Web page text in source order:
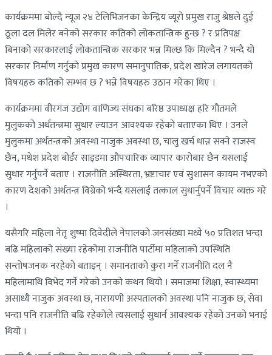
कार्यक्रममा बोल्दै न्यूज २४ टेलिभिजनका केन्द्रिय व्यूरो प्रमुख राजु श्रेष्ठले दुई
ठूला दल मिलेर बनेको सरकार कतिको लोकतान्त्रिक हुन्छ ? र प्रतिपक्ष
बिनाको सरकारलाई लोकतान्त्रिक सरकार भन्न मिल्छ कि मिल्दैन ? भन्दै यो
सरकार निर्माण गर्नुको प्रमुख कारण समानुपातिक, प्रदेश खारेज लगायतको
विषयहरु कतिको सम्भव छ ? भन्ने विषयहरु उठान गरेका थिए ।
कार्यक्रममा वीरगंज उद्योग वाणिज्य संघका बरिष्ठ उपाध्यक्ष हरि गौतमले
मुलुकको अर्थतन्त्रमा सुधार ल्याउन आवश्यक रहेको बताएका थिए । उनले
मुलुकमा अर्थतन्त्रको अवस्था नाजुक अवस्था छ, चालु खर्च धान्न सक्ने राजस्व
छैन, मधेश प्रदेश बोर्डर साइडमा औपचारिक व्यापार कारोबार छैन यसलाई
सुधार गर्नुपर्ने बताए । राजनीति अस्थिरता, भ्रष्टाचार एवं सुशासन कायम नभएको
कारण देशको अर्थतन्त्र विग्रेको भन्दै यसलाई तत्काल सुधार्नुपर्ने विचार व्यक्त गरे
।
यसैगरि महिला नेतृ शुष्मा दिवेदीले नेपालको जनसंख्या मध्ये ५० प्रतिशत भन्दा
बढि महिलाको संख्या रहेकोमा राजनीति पार्टीमा महिलाको उपस्थिति
सन्तोषजनक नरहेको बताइन् । समानताको कुरा गर्ने राजनीति दल नै
महिलामाथि विभेद गर्ने गरेको उनको कथन थियो । समाजमा शिक्षा, स्वास्थ्यमा
असाध्यै नाजुक अवस्था छ, नारायणी अस्पतालको अवस्था पनि नाजुक छ, सेवा
भन्दा पनि राजनीति बढि रहेकोले त्यसलाई सुधार्न आवश्यक रहेको उनको भनाई
थियो ।